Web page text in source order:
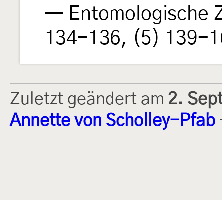
— Entomologische
134-136, (5) 139-
Zuletzt geändert am 2.
Annette von Scholley-Pfab